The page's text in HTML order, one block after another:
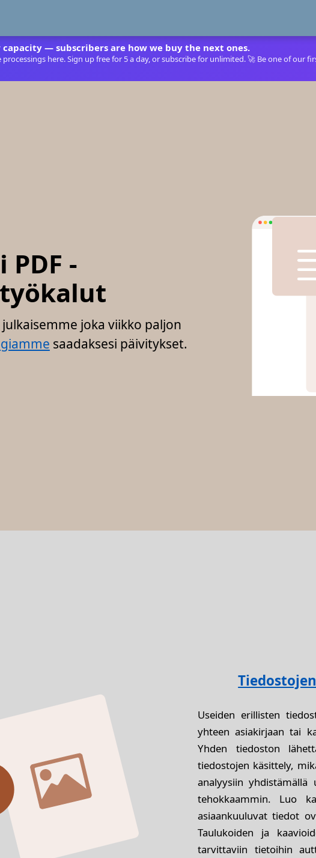
— subscribers are how we buy the next ones.
here. Sign up free for 5 a day, or subscribe for unlimited. 🚀 Be one of our
-
joka viikko paljon
saadaksesi päivitykset.
Useiden erillisten
yhteen asiakirjaan tai
Yhden tiedoston
tiedostojen käsittely,
analyysiin
tehokkaammin. Luo
asiaankuuluvat tiedot
Taulukoiden ja
tarvittaviin tietoihin